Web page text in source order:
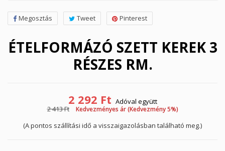
Megosztás Tweet Pinterest
ÉTELFORMÁZÓ SZETT KEREK 3
RÉSZES RM.
2 292 Ft Adóval együtt
2 413 Ft
Kedvezményes ár (Kedvezmény 5%)
(A pontos szállítási idő a visszaigazolásban található meg.)